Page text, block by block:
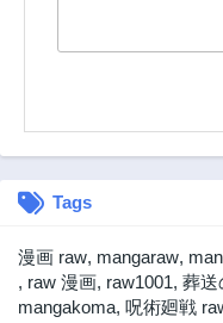
3年前
Tags
漫画 raw, mangaraw,
, raw 漫画, raw1001, 葬送
mangakoma, 呪術廻戦